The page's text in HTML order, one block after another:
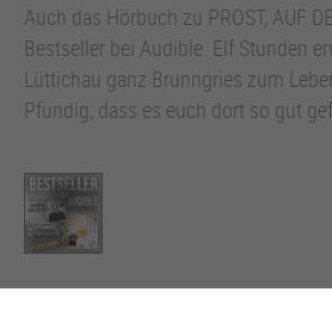
Auch das Hörbuch zu PROST, AUF
Bestseller bei Audible. Elf Stunden
Lüttichau ganz Brunngries zum
Pfundig, dass es euch dort so gut